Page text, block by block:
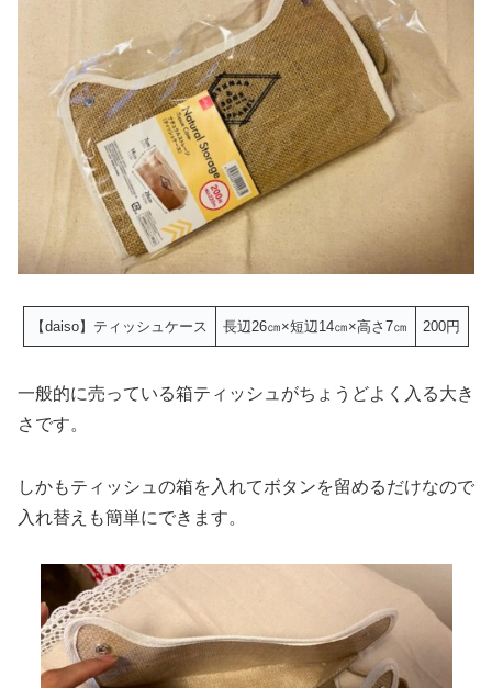
【daiso】ティッシュケース 長辺26㎝×短辺14㎝×高さ7㎝ 200円
一般的に売っている箱ティッシュがちょうどよく入る大き
さです。
しかもティッシュの箱を入れてボタンを留めるだけなので
入れ替えも簡単にできます。